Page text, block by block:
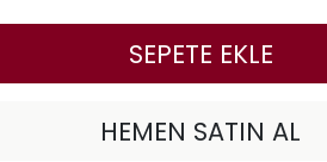
SEPETE EKLE
HEMEN SATIN AL